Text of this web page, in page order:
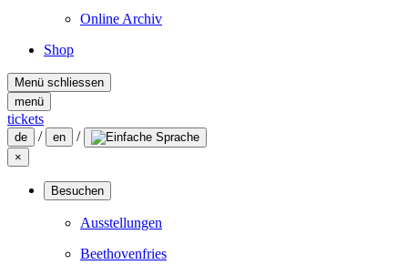
Online Archiv
Shop
Menü schliessen
menü
tickets
de / en /
×
Besuchen
Ausstellungen
Beethovenfries